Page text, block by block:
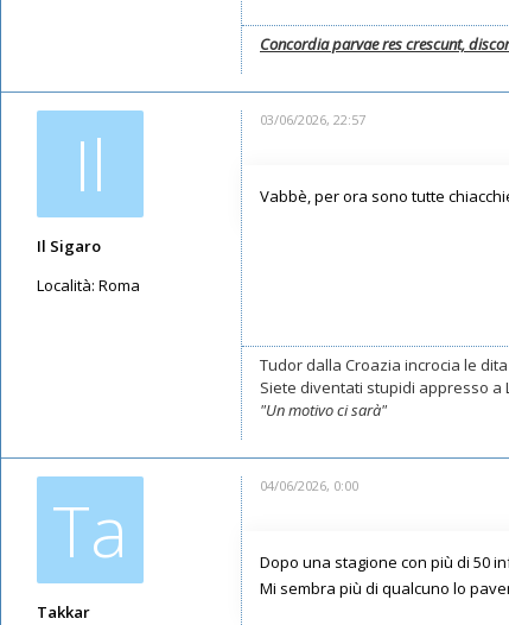
Concordia parvae res crescunt,
Il
Il Sigaro
Località: Roma
03/06/2026, 22:57
Vabbè, per ora sono tutte
Tudor dalla Croazia incrocia le
Siete diventati stupidi appresso a
"Un motivo ci sarà"
Ta
Takkar
04/06/2026, 0:00
Dopo una stagione con più di 50
Mi sembra più di qualcuno lo